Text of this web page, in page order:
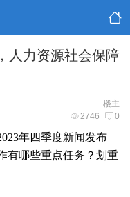
人力资源社会保障
楼主
2746 0
年四季度新闻发布
有哪些重点任务？划重